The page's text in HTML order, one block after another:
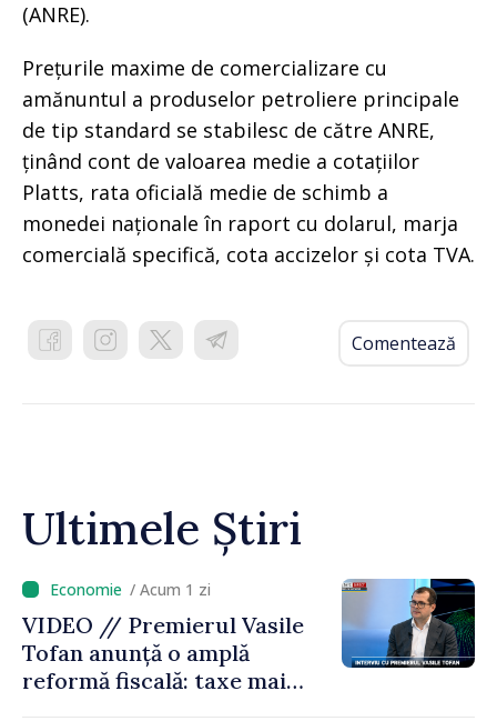
(ANRE).
Prețurile maxime de comercializare cu
amănuntul a produselor petroliere principale
de tip standard se stabilesc de către ANRE,
ținând cont de valoarea medie a cotațiilor
Platts, rata oficială medie de schimb a
monedei naționale în raport cu dolarul, marja
comercială specifică, cota accizelor și cota TVA.
Comentează
Ultimele Știri
/ Acum 1 zi
VIDEO // Premierul Vasile
Tofan anunță o amplă
reformă fiscală: taxe mai